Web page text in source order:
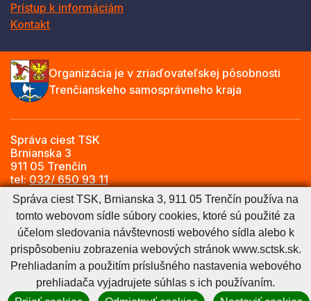
Prístup k informáciám
Kontakt
Organizácia je v zriaďovateľskej pôsobnosti
Trenčianskeho samosprávneho kraja
Správa ciest TSK
Brnianska 3
911 05 Trenčín
tel:032/ 650 93 11
e-mail:
info@sctsk.sk
Zásady spracúvania osobných údajovCookies nastavenie
Cookies - viac informáciíVyhlásenie o prístupnosti
Technický prevádzkovateľSprávca obsahu
GenerujeCMS BUXUS
Správa ciest TSK, Brnianska 3, 911 05 Trenčín používa na
tomto webovom sídle súbory cookies, ktoré sú použité za
účelom sledovania návštevnosti webového sídla alebo k
prispôsobeniu zobrazenia webových stránok www.sctsk.sk.
Prehliadaním a použitím príslušného nastavenia webového
prehliadača vyjadrujete súhlas s ich používaním.